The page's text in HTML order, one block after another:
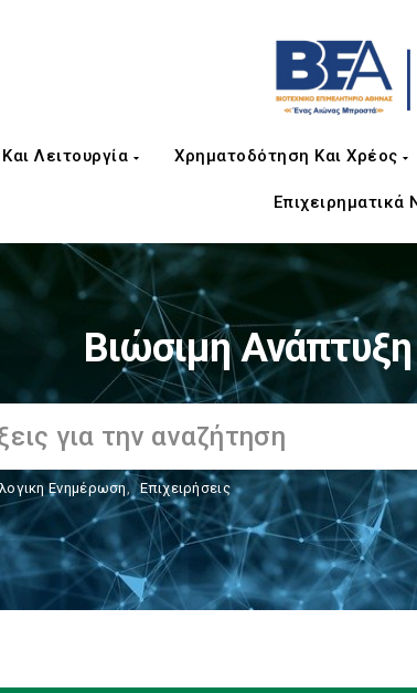
Λειτουργία Χρηματοδότηση Και Χρέος
Βιώσιμη
Ενημέρωση, Επιχειρήσεις